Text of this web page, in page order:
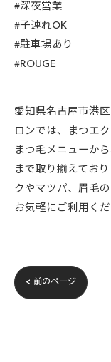
#深夜営業
#子連れOK
#駐車場あり
#ROUGE
愛知県名古屋市港
ロンでは、まつエ
まつ毛メニューか
まで取り揃えてお
クやマツパ、眉毛
お気軽にご利用くだ
< 前のページ